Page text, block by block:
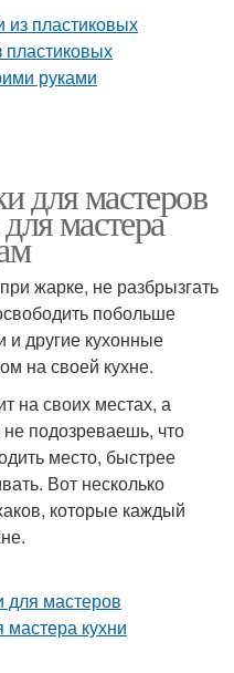
для мастеров
мастера
жарке, не разбрызгать
побольше
и другие кухонные
на своей кухне.
на своих местах, а
подозреваешь, что
место, быстрее
Вот несколько
которые каждый